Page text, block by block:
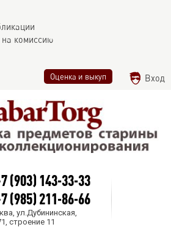
комиссию
Оценка и выкуп Вход
(903) 143-33-33
(985) 211-86-66
ул.Дубининская,
строение 11